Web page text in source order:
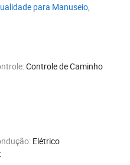
para Manuseio,
Controle de Caminho
Elétrico